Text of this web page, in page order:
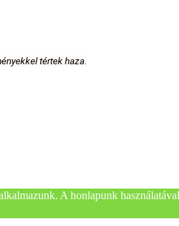
tértek haza.
A honlapunk